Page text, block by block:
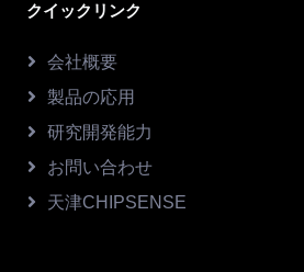
クイックリンク
会社概要
製品の応用
研究開発能力
お問い合わせ
天津CHIPSENSE